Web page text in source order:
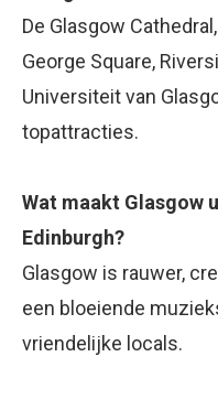
De Glasgow
George Square,
Universiteit van
topattracties.
Wat maakt Glasgow
Edinburgh?
Glasgow is rauwer,
een bloeiende
vriendelijke locals.